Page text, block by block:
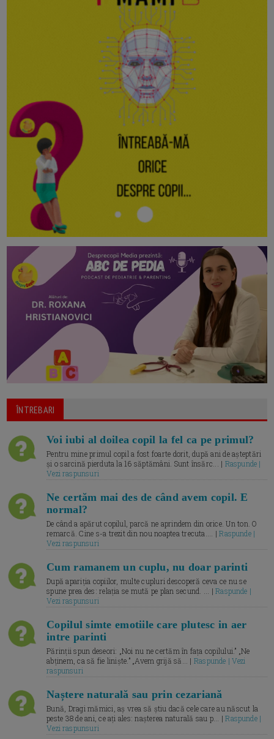
ÎNTREBARI
Voi iubi al doilea copil la fel ca pe primul?
Pentru mine primul copil a fost foarte dorit, după ani de așteptări
și o sarcină pierduta la 16 săptămâni. Sunt însărc... | Raspunde |
Vezi raspunsuri
Ne certăm mai des de când avem copil. E
normal?
De când a apărut copilul, parcă ne aprindem din orice. Un ton. O
remarcă. Cine s-a trezit din nou noaptea trecuta.... |Raspunde |
Vezi raspunsuri
Cum ramanem un cuplu, nu doar parinti
După apariția copiilor, multe cupluri descoperă ceva ce nu se
spune prea des: relația se mută pe plan secund. ... |Raspunde |
Vezi raspunsuri
Copilul simte emotiile care plutesc in aer
intre parinti
Părinții spun deseori: „Noi nu ne certăm în fața copilului.” „Ne
abținem, ca să fie liniște.” „Avem grijă să... | Raspunde | Vezi
raspunsuri
Naștere naturală sau prin cezariană
Bună, Dragi mămici, aș vrea să știu dacă cele care au născut la
peste 38 de ani, ce ați ales: nașterea naturală sau p... |Raspunde |
Vezi raspunsuri